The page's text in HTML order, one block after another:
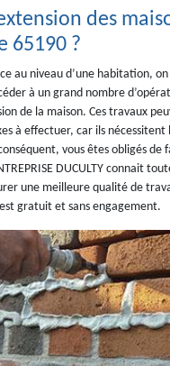
des
65190 ?
au niveau d’une habitation,
à un grand nombre
de la maison. Ces travaux
à effectuer, car ils nécessitent
vous êtes obligés de
DUCULTY connait
une meilleure qualité de
gratuit et sans engagement.